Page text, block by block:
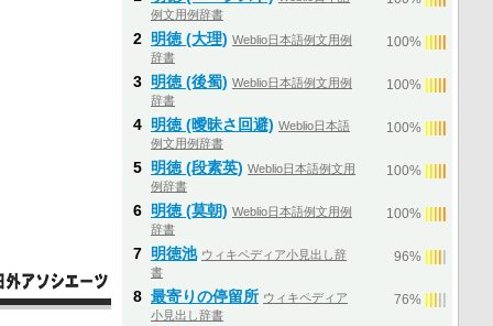
例文用例辞書
2 明徳 (大理) Weblio日本語例文用例
辞書
100%
3 明徳 (後蜀) Weblio日本語例文用例
辞書
100%
4 明徳 (曖昧さ回避) Weblio日本語
例文用例辞書
100%
5 明徳 (段素英) Weblio日本語例文用
例辞書
100%
6 明徳 (莫朝) Weblio日本語例文用例
辞書
100%
7 明徳池 ウィキペディア小見出し辞
書
96%
8 最寄りの停留所 ウィキペディア
小見出し辞書
76%